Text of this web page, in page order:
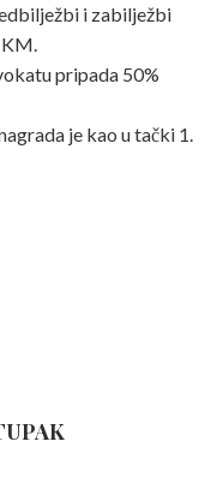
i zabilježbi
pripada 50%
je kao u tački 1.